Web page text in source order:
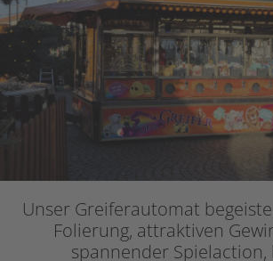
Unser Greiferautomat
Folierung, attraktiven
spannender Spielaction,